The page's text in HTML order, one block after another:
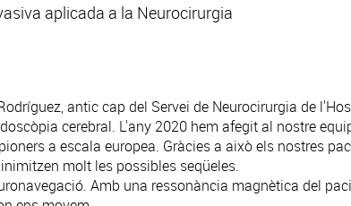
aplicada a la Neurocirurgia
antic cap del Servei de Neurocirurgia de
cerebral. L'any 2020 hem afegit al nostre
a escala europea. Gràcies a això els nostres
molt les possibles seqüeles.
. Amb una ressonància magnètica del